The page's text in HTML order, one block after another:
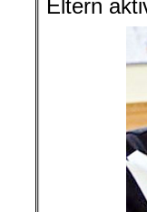
Eltern